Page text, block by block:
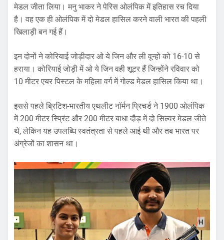
मेडल जीता लिया। मनु भाकर ने पेरिस ओलंपिक में इतिहास रच दिया
है। वह एक ही ओलंपिक में दो मेडल हासिल करने वाली भारत की पहली
खिलाड़ी बन गई हैं।
इन दोनों ने कोरियाई जोड़ीदार ओ ये जिन और ली वून्हो को 16-10 से
हराया। कोरियाई जोड़ी में ओ ये जिन वही शूटर हैं जिन्होंने रविवार को
10 मीटर एयर पिस्टल के महिला वर्ग में गोल्ड मेडल हासिल किया था।
इससे पहले ब्रिटिश-भारतीय एथलीट नॉर्मन प्रिचर्ड ने 1900 ओलंपिक
में 200 मीटर स्प्रिंट और 200 मीटर बाधा दौड़ में दो सिल्वर मेडल जीते
थे, लेकिन यह उपलब्धि स्वतंत्रता से पहले आई थी और तब भारत पर
अंग्रेजों का शासन था।